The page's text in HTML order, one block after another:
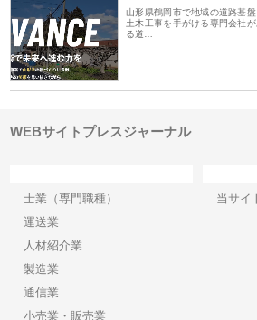
山形県鶴岡市で地域の道路基
土木工事を手がける専門会社
る道…
WEBサイトプレスジャーナル
士業（専門職種）
運送業
人材紹介業
製造業
通信業
小売業・販売業
当サイ